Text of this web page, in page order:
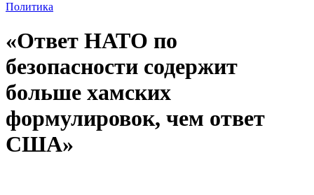
Политика
«Ответ НАТО по
безопасности содержит
больше хамских
формулировок, чем ответ
США»